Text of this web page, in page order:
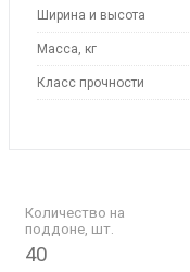
Ширина и высота
Масса, кг
Класс прочности
Количество на
поддоне, шт.
40